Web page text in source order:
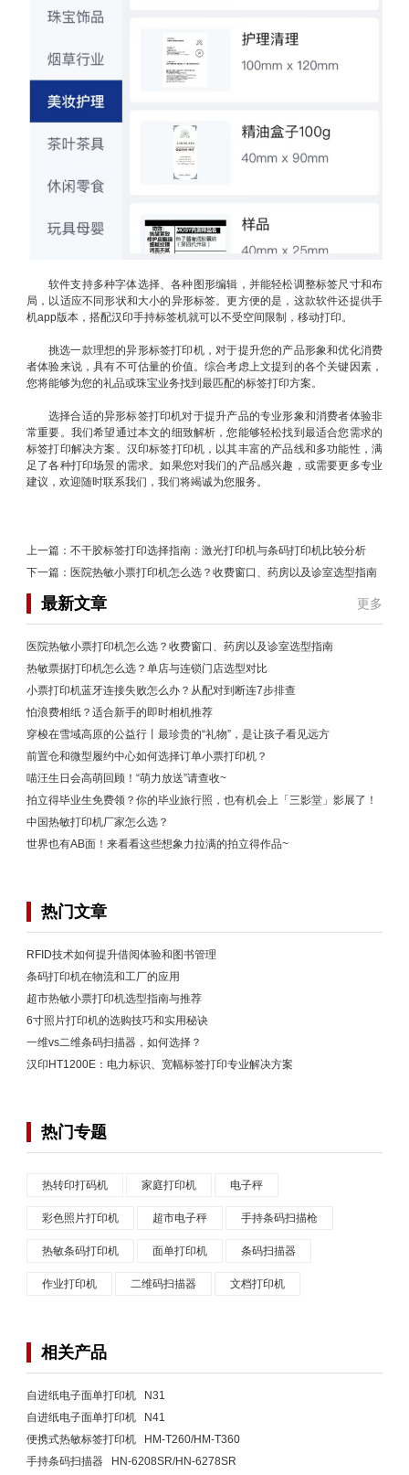
软件支持多种字体选择、各种图形编辑，并能轻松调整标签尺寸和布
局，以适应不同形状和大小的异形标签。更方便的是，这款软件还提供手
机app版本，搭配汉印手持标签机就可以不受空间限制，移动打印。
挑选一款理想的异形标签打印机，对于提升您的产品形象和优化消费
者体验来说，具有不可估量的价值。综合考虑上文提到的各个关键因素，
您将能够为您的礼品或珠宝业务找到最匹配的标签打印方案。
选择合适的异形标签打印机对于提升产品的专业形象和消费者体验非
常重要。我们希望通过本文的细致解析，您能够轻松找到最适合您需求的
标签打印解决方案。汉印标签打印机，以其丰富的产品线和多功能性，满
足了各种打印场景的需求。如果您对我们的产品感兴趣，或需要更多专业
建议，欢迎随时联系我们，我们将竭诚为您服务。
上一篇： 不干胶标签打印选择指南：激光打印机与条码打印机比较分析
下一篇： 医院热敏小票打印机怎么选？收费窗口、药房以及诊室选型指南
最新文章 更多
医院热敏小票打印机怎么选？收费窗口、药房以及诊室选型指南
热敏票据打印机怎么选？单店与连锁门店选型对比
小票打印机蓝牙连接失败怎么办？从配对到断连7步排查
怕浪费相纸？适合新手的即时相机推荐
穿梭在雪域高原的公益行丨最珍贵的“礼物”，是让孩子看见远方
前置仓和微型履约中心如何选择订单小票打印机？
喵汪生日会高萌回顾！“萌力放送”请查收~
拍立得毕业生免费领？你的毕业旅行照，也有机会上「三影堂」影展了！
中国热敏打印机厂家怎么选？
世界也有AB面！来看看这些想象力拉满的拍立得作品~
热门文章
RFID技术如何提升借阅体验和图书管理
条码打印机在物流和工厂的应用
超市热敏小票打印机选型指南与推荐
6寸照片打印机的选购技巧和实用秘诀
一维vs二维条码扫描器，如何选择？
汉印HT1200E：电力标识、宽幅标签打印专业解决方案
热门专题
热转印打码机 家庭打印机 电子秤
彩色照片打印机 超市电子秤 手持条码扫描枪
热敏条码打印机 面单打印机 条码扫描器
作业打印机 二维码扫描器 文档打印机
相关产品
自进纸电子面单打印机 N31
自进纸电子面单打印机 N41
便携式热敏标签打印机 HM-T260/HM-T360
手持条码扫描器 HN-6208SR/HN-6278SR